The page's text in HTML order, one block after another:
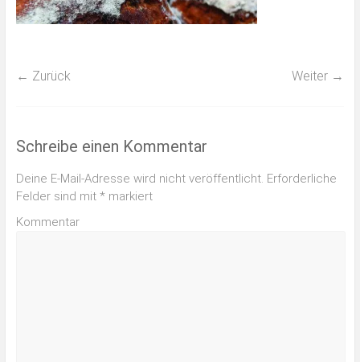
← Zurück Weiter →
Schreibe einen Kommentar
Deine E-Mail-Adresse wird nicht veröffentlicht. Erforderliche
Felder sind mit *markiert
Kommentar